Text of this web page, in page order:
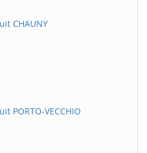
CHAUNY
PORTO-VECCHIO